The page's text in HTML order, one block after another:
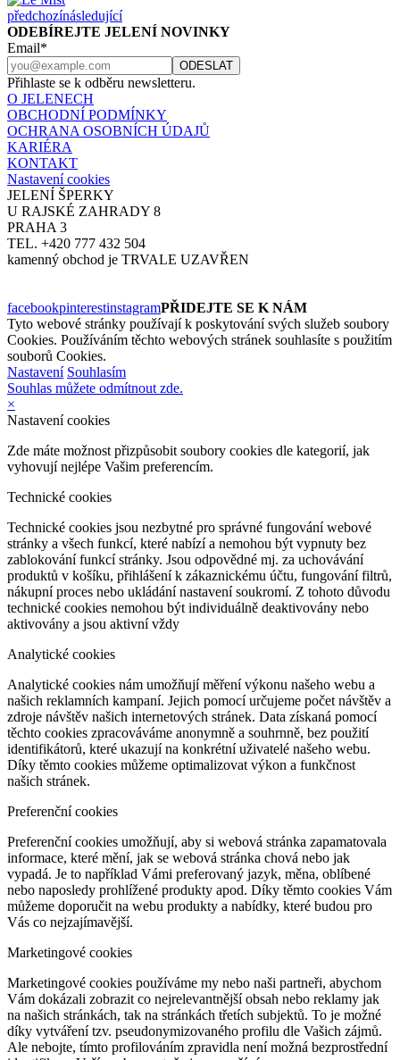
předchozínásledující
ODEBÍREJTE JELENÍ NOVINKY
Email*
Přihlaste se k odběru newsletteru.
O JELENECH
OBCHODNÍ PODMÍNKY
OCHRANA OSOBNÍCH ÚDAJŮ
KARIÉRA
KONTAKT
Nastavení cookies
JELENÍ ŠPERKY
U RAJSKÉ ZAHRADY 8
PRAHA 3
TEL. +420 777 432 504
kamenný obchod je TRVALE UZAVŘEN
facebookpinterestinstagramPŘIDEJTE SE K NÁM
Tyto webové stránky používají k poskytování svých služeb soubory
Cookies. Používáním těchto webových stránek souhlasíte s použitím
souborů Cookies.
Nastavení Souhlasím
Souhlas můžete odmítnout zde.
×
Nastavení cookies
Zde máte možnost přizpůsobit soubory cookies dle kategorií, jak
vyhovují nejlépe Vašim preferencím.
Technické cookies
Technické cookies jsou nezbytné pro správné fungování webové
stránky a všech funkcí, které nabízí a nemohou být vypnuty bez
zablokování funkcí stránky. Jsou odpovědné mj. za uchovávání
produktů v košíku, přihlášení k zákaznickému účtu, fungování filtrů,
nákupní proces nebo ukládání nastavení soukromí. Z tohoto důvodu
technické cookies nemohou být individuálně deaktivovány nebo
aktivovány a jsou aktivní vždy
Analytické cookies
Analytické cookies nám umožňují měření výkonu našeho webu a
našich reklamních kampaní. Jejich pomocí určujeme počet návštěv a
zdroje návštěv našich internetových stránek. Data získaná pomocí
těchto cookies zpracováváme anonymně a souhrnně, bez použití
identifikátorů, které ukazují na konkrétní uživatelé našeho webu.
Díky těmto cookies můžeme optimalizovat výkon a funkčnost
našich stránek.
Preferenční cookies
Preferenční cookies umožňují, aby si webová stránka zapamatovala
informace, které mění, jak se webová stránka chová nebo jak
vypadá. Je to například Vámi preferovaný jazyk, měna, oblíbené
nebo naposledy prohlížené produkty apod. Díky těmto cookies Vám
můžeme doporučit na webu produkty a nabídky, které budou pro
Vás co nejzajímavější.
Marketingové cookies
Marketingové cookies používáme my nebo naši partneři, abychom
Vám dokázali zobrazit co nejrelevantnější obsah nebo reklamy jak
na našich stránkách, tak na stránkách třetích subjektů. To je možné
díky vytváření tzv. pseudonymizovaného profilu dle Vašich zájmů.
Ale nebojte, tímto profilováním zpravidla není možná bezprostřední